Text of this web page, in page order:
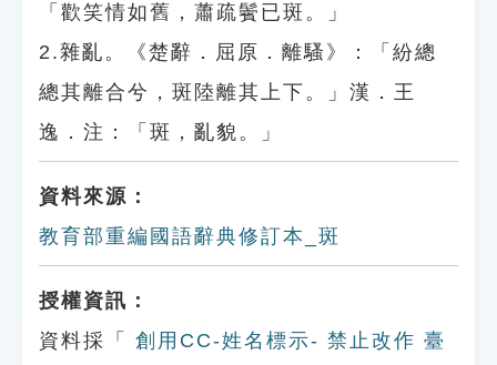
「歡笑情如舊，蕭疏鬢已斑。」
2.雜亂。《楚辭．屈原．離騷》：「紛總
總其離合兮，斑陸離其上下。」漢．王
逸．注：「斑，亂貌。」
資料來源：
教育部重編國語辭典修訂本_斑
授權資訊：
資料採「
創用CC-姓名標示- 禁止改作 臺